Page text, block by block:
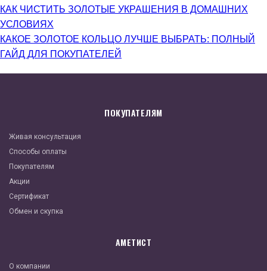
КАК ЧИСТИТЬ ЗОЛОТЫЕ УКРАШЕНИЯ В ДОМАШНИХ
УСЛОВИЯХ
КАКОЕ ЗОЛОТОЕ КОЛЬЦО ЛУЧШЕ ВЫБРАТЬ: ПОЛНЫЙ
ГАЙД ДЛЯ ПОКУПАТЕЛЕЙ
ПОКУПАТЕЛЯМ
Живая консультация
Способы оплаты
Покупателям
Акции
Сертификат
Обмен и скупка
АМЕТИСТ
О компании